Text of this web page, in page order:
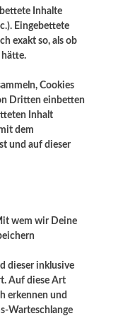
Inhalte
Eingebettete
exakt so, als ob
hätte.
Cookies
Dritten einbetten
Inhalt
dem
und auf dieser
wem wir Deine
dieser inklusive
Auf diese Art
erkennen und
Warteschlange